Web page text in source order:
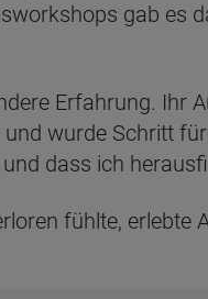
gab es
Erfahrung.
wurde Schritt
dass ich
fühlte,